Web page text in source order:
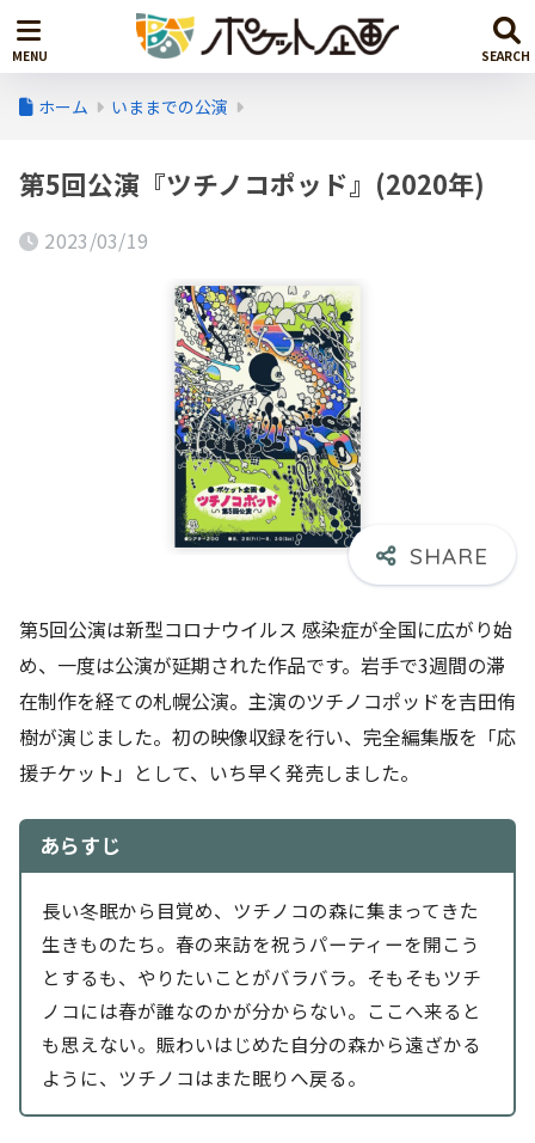
ホーム いままでの公演
第5回公演『ツチノコポッド』(2020年)
2023/03/19
第5回公演は新型コロナウイルス 感染症が全国に広がり始
め、一度は公演が延期された作品です。岩手で3週間の滞
在制作を経ての札幌公演。主演のツチノコポッドを吉田侑
樹が演じました。初の映像収録を行い、完全編集版を「応
援チケット」として、いち早く発売しました。
あらすじ
長い冬眠から目覚め、ツチノコの森に集まってきた
生きものたち。春の来訪を祝うパーティーを開こう
とするも、やりたいことがバラバラ。そもそもツチ
ノコには春が誰なのかが分からない。ここへ来ると
も思えない。賑わいはじめた自分の森から遠ざかる
ように、ツチノコはまた眠りへ戻る。